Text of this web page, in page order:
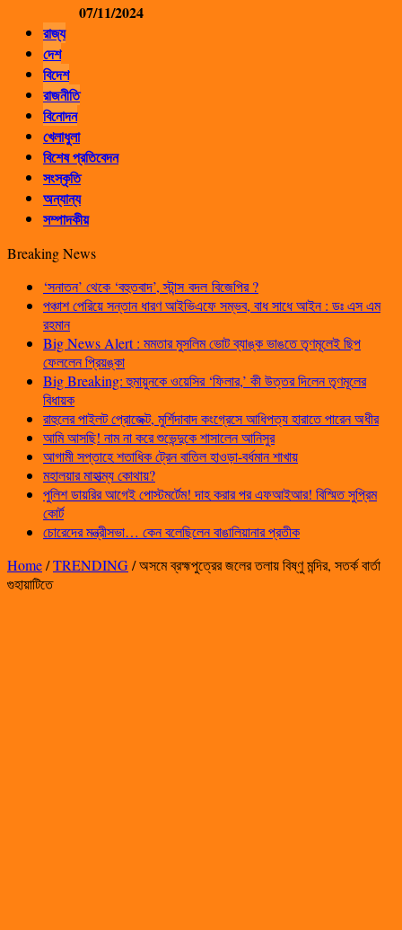
07/11/2024
রাজ্য
দেশ
বিদেশ
রাজনীতি
বিনোদন
খেলাধুলা
বিশেষ প্রতিবেদন
সংস্কৃতি
অন্যান্য
সম্পাদকীয়
Breaking News
‘সনাতন’ থেকে ‘বহুতবাদ’, স্টান্স বদল বিজেপির ?
পঞ্চাশ পেরিয়ে সন্তান ধারণ আইভিএফে সম্ভব, বাধ সাধে আইন : ডঃ এস এম
রহমান
Big News Alert : মমতার মুসলিম ভোট ব্যাঙ্ক ভাঙতে তৃণমূলেই ছিপ
ফেললেন প্রিয়ঙ্কা
Big Breaking: হুমায়ুনকে ওয়েসির ‘ফিলার,’ কী উত্তর দিলেন তৃণমূলের
বিধায়ক
রাহুলের পাইলট প্রোজেক্ট, মুর্শিদাবাদ কংগ্রেসে আধিপত্য হারাতে পারেন অধীর
আমি আসছি! নাম না করে শুভেন্দুকে শাসালেন আনিসুর
আগামী সপ্তাহে শতাধিক ট্রেন বাতিল হাওড়া-বর্ধমান শাখায়
মহালয়ার মাহাত্ম্য কোথায়?
পুলিশ ডায়রির আগেই পোস্টমর্টেম! দাহ করার পর এফআইআর! বিস্মিত সুপ্রিম
কোর্ট
চোরেদের মন্ত্রীসভা… কেন বলেছিলেন বাঙালিয়ানার প্রতীক
Home/TRENDING/অসমে ব্রহ্মপুত্রের জলের তলায় বিষ্ণু মন্দির, সতর্ক বার্তা
গুহায়াটিতে